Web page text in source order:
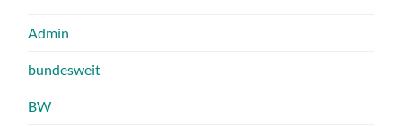
Admin
bundesweit
BW